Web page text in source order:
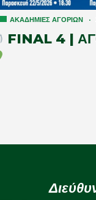
ΑΚΑΔΗΜΊΕΣ ΑΓΟΡΙΏΝ ·
FINAL 4 |